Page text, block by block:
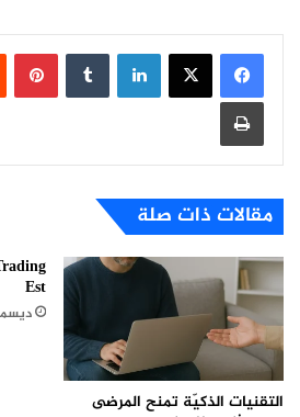
لينكدإن
طباعة
مقالات ذات صلة
التقنيات الذكيّة تمنح المرضى
Est
ديسمبر